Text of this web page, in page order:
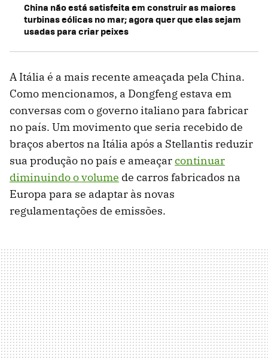
China não está satisfeita em construir as maiores
turbinas eólicas no mar; agora quer que elas sejam
usadas para criar peixes
A Itália é a mais recente ameaçada pela China.
Como mencionamos, a Dongfeng estava em
conversas com o governo italiano para fabricar
no país. Um movimento que seria recebido de
braços abertos na Itália após a Stellantis reduzir
sua produção no país e ameaçarcontinuar
diminuindo o volume de carros fabricados na
Europa para se adaptar às novas
regulamentações de emissões.